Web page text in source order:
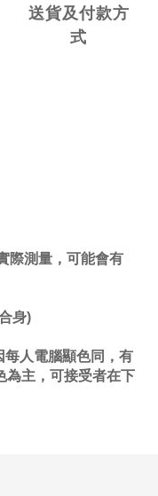
送貨及付款方
式
際測量，可能會有
身)
每人電腦顯色同，有
為主，可接受者在下